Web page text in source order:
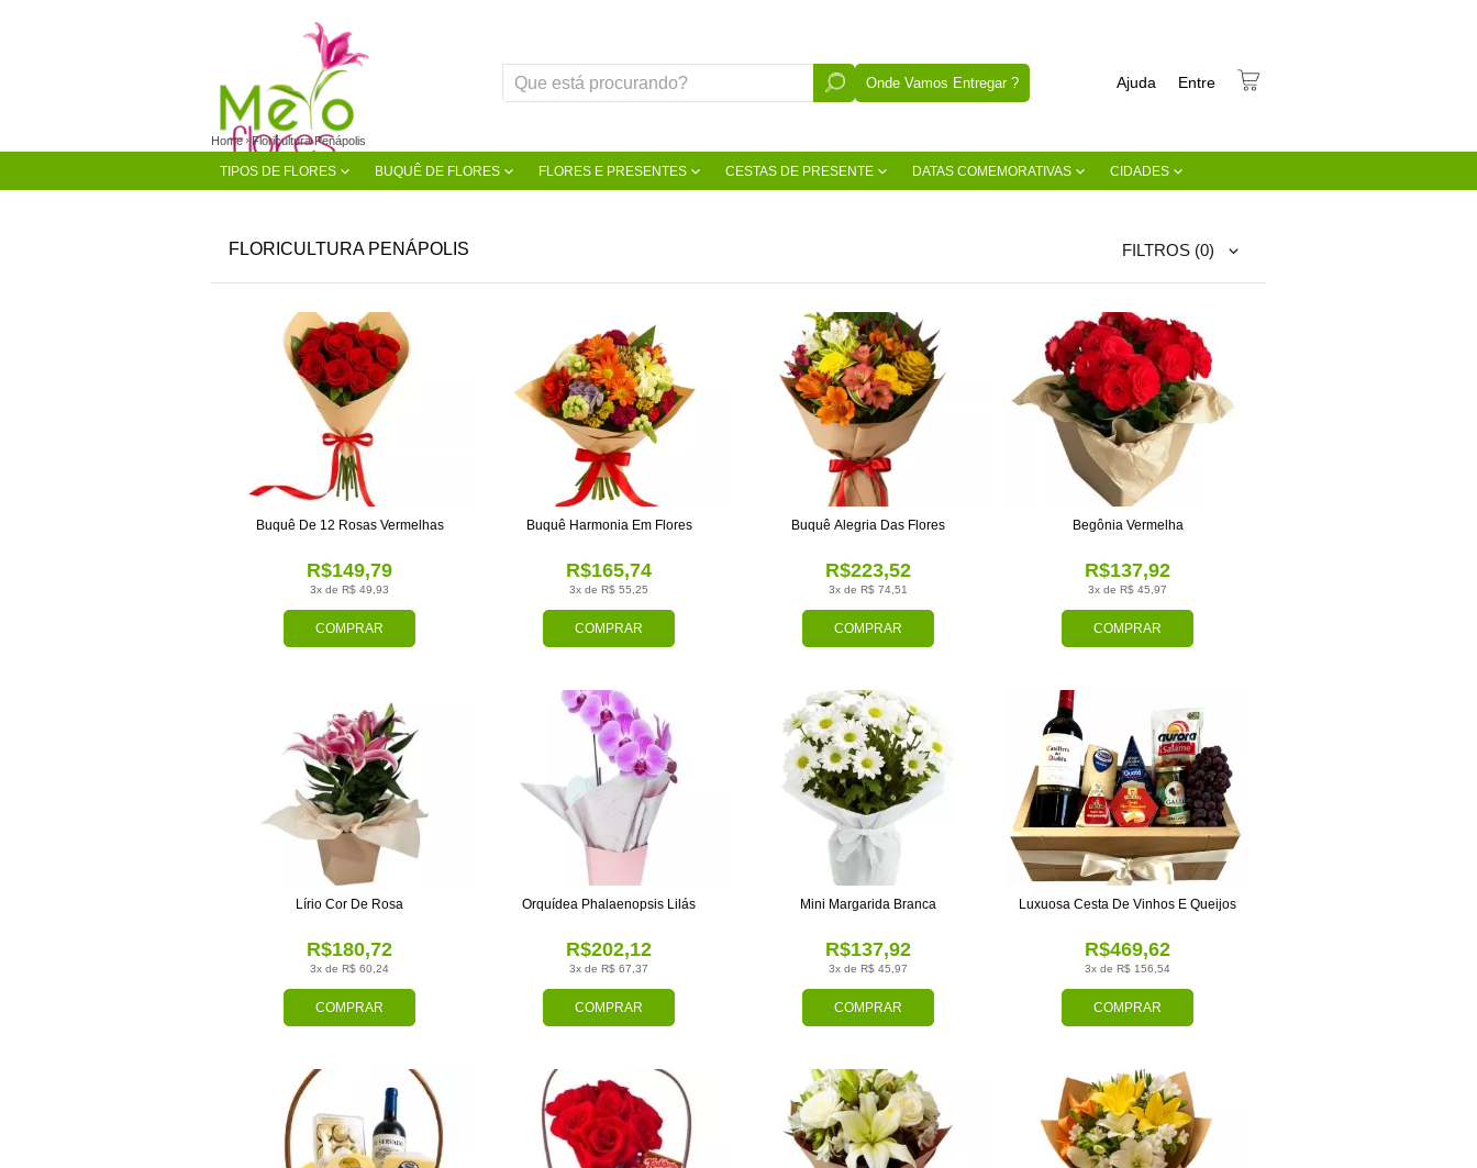
Onde Vamos Entregar ? Entre
Ajuda
TIPOS DE FLORES BUQUÊ DE FLORES FLORES E PRESENTES CESTAS DE PRESENTE DATAS COMEMORATIVAS CIDADES
Home Floricultura Penápolis
FLORICULTURA PENÁPOLIS FILTROS (0)
COMPRAR
3x de R$ 49,93
R$149,79
Buquê De 12 Rosas Vermelhas
COMPRAR
3x de R$ 55,25
R$165,74
Buquê Harmonia Em Flores
COMPRAR
3x de R$ 74,51
R$223,52
Buquê Alegria Das Flores
COMPRAR
3x de R$ 45,97
R$137,92
Begônia Vermelha
COMPRAR
3x de R$ 60,24
R$180,72
Lírio Cor De Rosa
COMPRAR
3x de R$ 67,37
R$202,12
Orquídea Phalaenopsis Lilás
COMPRAR
3x de R$ 45,97
R$137,92
Mini Margarida Branca
COMPRAR
3x de R$ 156,54
R$469,62
Luxuosa Cesta De Vinhos E Queijos